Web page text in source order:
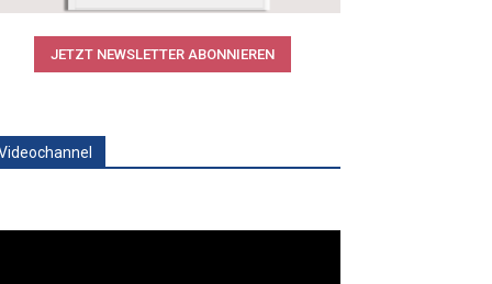
JETZT NEWSLETTER ABONNIEREN